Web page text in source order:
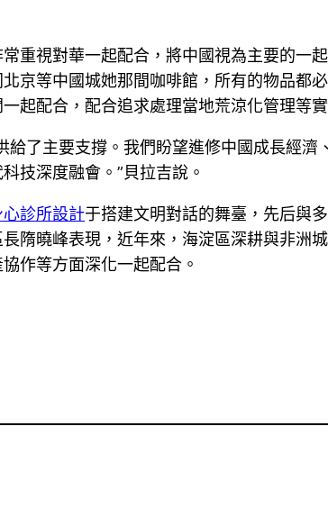
重視對華一起配合，將中國視為主要的一
京等中國城她那間咖啡館，所有的物品都
起配合，配合追求處理當地荒涼化管理等
了主要支撐。我們盼望進修中國成長經
技深度融會。”貝拉吉說。
心診所設計于搭建文明對話的舞臺，先后與
隋曉峰表現，近年來，海淀區深耕與非洲
作等方面深化一起配合。